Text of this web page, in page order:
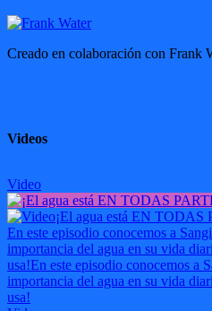
Creado en colaboración con Frank
Videos
Video
¡El agua está EN TODAS
En este episodio conocemos a
importancia del agua en su vida
usa!En este episodio conocemos a
importancia del agua en su vida
usa!